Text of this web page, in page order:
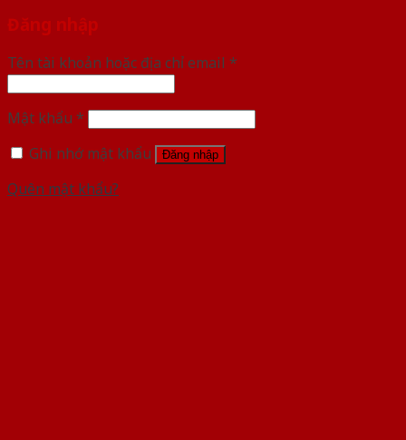
Đăng nhập
Tên tài khoản hoặc địa chỉ email *
Mật khẩu *
Ghi nhớ mật khẩu
Đăng nhập
Quên mật khẩu?